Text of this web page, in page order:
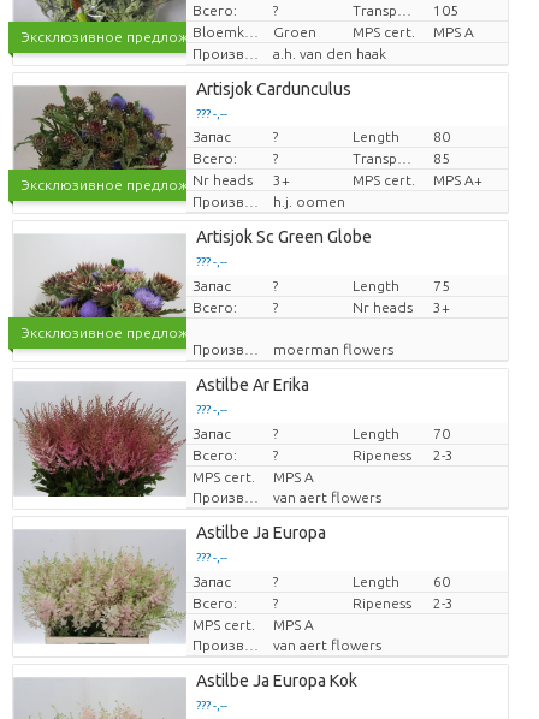
Эксклюзивное предложение
Всего:
?
105
Bloemkleur
Groen MPS cert.
MPS A
a.h. van den haak
Эксклюзивное предложение
Artisjok Cardunculus
??? -,--
цена за единицу
Запас ? Length
80
Всего:
?
85
Nr heads
3+ MPS cert.
MPS A+
h.j. oomen
Эксклюзивное предложение
Artisjok Sc Green Globe
??? -,--
цена за единицу
Запас ? Length
75
Всего:
? Nr heads 3+
moerman flowers
Astilbe Ar Erika
??? -,--
цена за единицу
Запас ? Length
70
Всего:
? Ripeness
2-3
MPS cert.
MPS A
van aert flowers
Astilbe Ja Europa
??? -,--
цена за единицу
Запас ? Length
60
Всего:
? Ripeness
2-3
MPS cert.
MPS A
van aert flowers
Astilbe Ja Europa Kok
??? -,--